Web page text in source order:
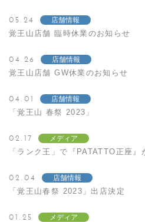
05.24 店舗情報
覚王山店舗 臨時休業のお知らせ
04.26 店舗情報
覚王山店舗 GW休業のお知らせ
04.01 店舗情報
「覚王山 春祭 2023」
02.17 メディア
「ランク王」で『PATATTO正座』
02.04 店舗情報
「覚王山春祭 2023」出店決定
01.25 メディア